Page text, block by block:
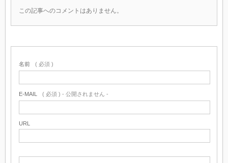
この記事へのコメントはありません。
名前 ( 必須 )
E-MAIL ( 必須 ) - 公開されません -
URL